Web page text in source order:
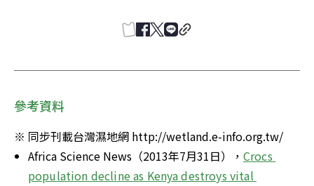
參考資料
※ 同步刊載台灣濕地網 http://wetland.e-info.org.tw/
Africa Science News（2013年7月31日）， Crocs
population decline as Kenya destroys vital